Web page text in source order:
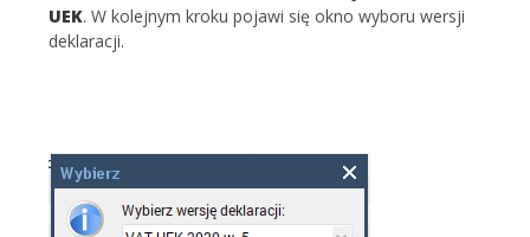
UEK. W kolejnym kroku pojawi się okno wyboru wersji
deklaracji.